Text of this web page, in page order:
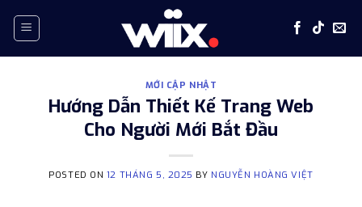
MỚI CẬP NHẬT
Hướng Dẫn Thiết Kế Trang Web
Cho Người Mới Bắt Đầu
POSTED ON 12 THÁNG 5, 2025 BY NGUYỄN HOÀNG VIỆT